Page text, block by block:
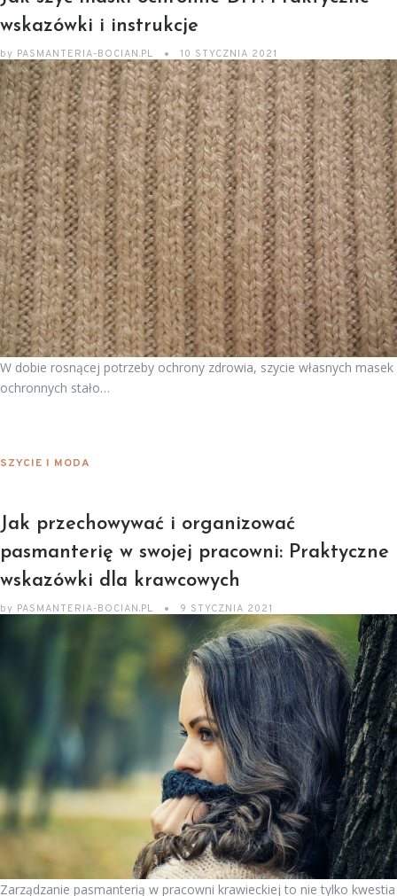
wskazówki i instrukcje
by PASMANTERIA-BOCIAN.PL 10 STYCZNIA 2021
W dobie rosnącej potrzeby ochrony zdrowia, szycie własnych masek
ochronnych stało…
SZYCIE I MODA
Jak przechowywać i organizować
pasmanterię w swojej pracowni: Praktyczne
wskazówki dla krawcowych
by PASMANTERIA-BOCIAN.PL 9 STYCZNIA 2021
Zarządzanie pasmanterią w pracowni krawieckiej to nie tylko kwestia